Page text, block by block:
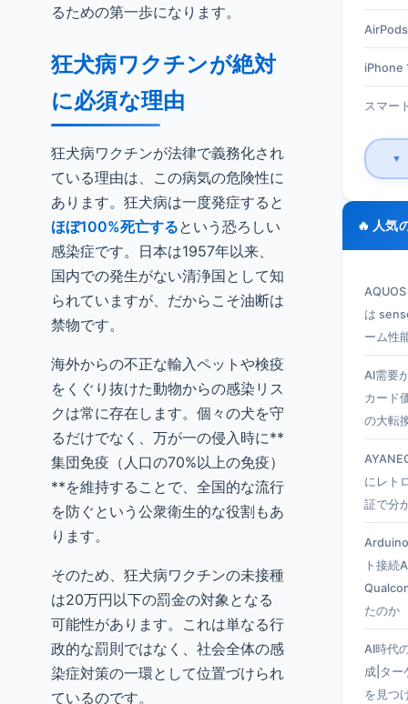
るための第一歩になります。
狂犬病ワクチンが絶対
に必須な理由
狂犬病ワクチンが法律で義務化され
ている理由は、この病気の危険性に
あります。狂犬病は一度発症すると
ほぼ100%死亡するという恐ろしい
感染症です。日本は1957年以来、
国内での発生がない清浄国として知
られていますが、だからこそ油断は
禁物です。
海外からの不正な輸入ペットや検疫
をくぐり抜けた動物からの感染リス
クは常に存在します。個々の犬を守
るだけでなく、万が一の侵入時に**
集団免疫（人口の70%以上の免疫）
**を維持することで、全国的な流行
を防ぐという公衆衛生的な役割もあ
ります。
そのため、狂犬病ワクチンの未接種
は20万円以下の罰金の対象となる
可能性があります。これは単なる行
政的な罰則ではなく、社会全体の感
染症対策の一環として位置づけられ
ているのです。
iPhone
スマー
▼
🔥 人気
は
ーム性
AI需要
カード
の大転
にレト
証で分
ト接続
たのか
AI時代
成|ター
を見つ